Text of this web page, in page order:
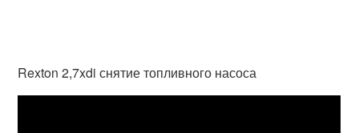
Rexton 2,7xdi снятие топливного насоса